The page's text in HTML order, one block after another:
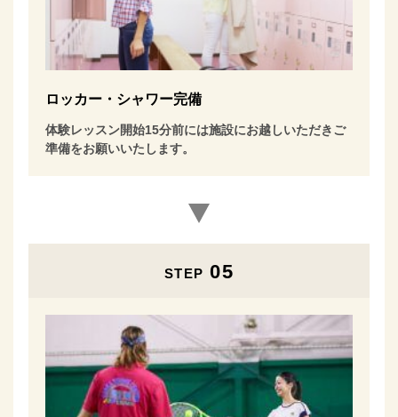
ロッカー・シャワー完備
体験レッスン開始15分前には施設にお越しいただきご
準備をお願いいたします。
STEP 05